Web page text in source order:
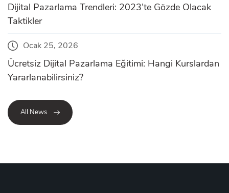
Dijital Pazarlama Trendleri: 2023’te Gözde Olacak
Taktikler
Ocak 25, 2026
Ücretsiz Dijital Pazarlama Eğitimi: Hangi Kurslardan
Yararlanabilirsiniz?
All News